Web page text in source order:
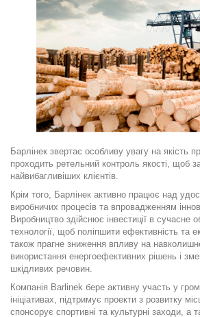
Барлінек звертає особливу увагу на якість
проходить ретельний контроль якості, щоб
найвибагливіших клієнтів.
Крім того, Барлінек активно працює над
виробничих процесів та впровадженням
Виробництво здійснює інвестиції в сучасне
технології, щоб поліпшити ефективність та
також прагне зниження впливу на
використання енергоефективних рішень і
шкідливих речовин.
Компанія Barlinek бере активну участь у
ініціативах, підтримує проекти з розвитку
спонсорує спортивні та культурні заходи, а